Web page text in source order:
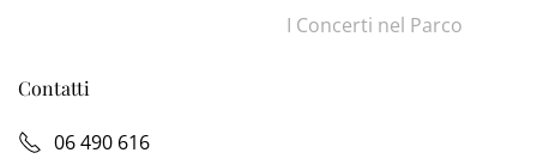
I Concerti nel Parco
Contatti
06 490 616